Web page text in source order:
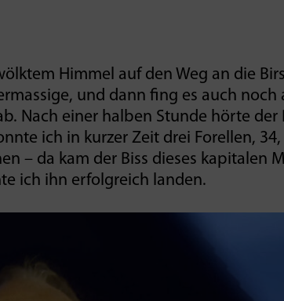
Himmel auf den Weg an die
und dann fing es auch noch
Nach einer halben Stunde hörte der
ich in kurzer Zeit drei Forellen,
– da kam der Biss dieses kapitalen
ich ihn erfolgreich landen.